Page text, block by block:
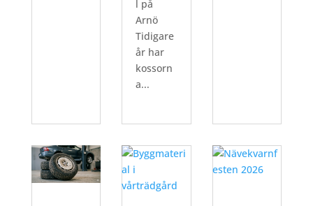
l på
Arnö
Tidigare
år har
kossorn
a...